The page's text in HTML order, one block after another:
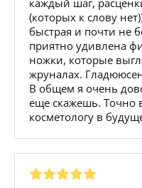
(которых к слову
быстрая и почти не
приятно удивлена
ножки, которые
жруналах.
В общем я очень
еще скажешь. Точно
косметологу в